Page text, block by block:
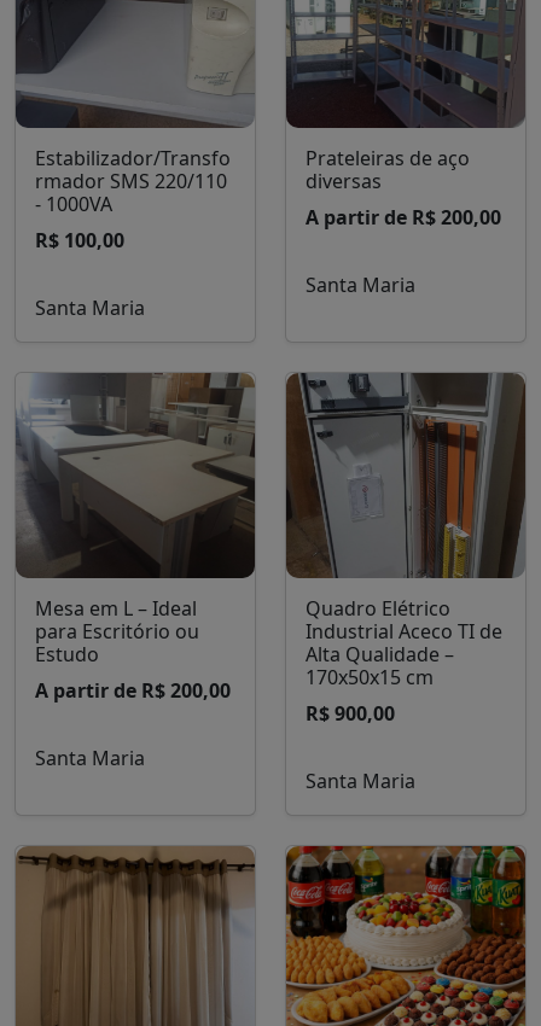
Estabilizador/Transfo
rmador SMS 220/110
- 1000VA
R$ 100,00
Santa Maria
Prateleiras de aço
diversas
A partir de R$ 200,00
Santa Maria
Mesa em L – Ideal
para Escritório ou
Estudo
A partir de R$ 200,00
Santa Maria
Quadro Elétrico
Industrial Aceco TI de
Alta Qualidade –
170x50x15 cm
R$ 900,00
Santa Maria